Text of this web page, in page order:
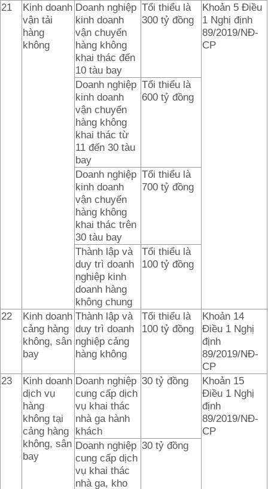
21
Kinh doanh
vận tải
hàng
không
Doanh nghiệp
kinh doanh
vận chuyển
hàng không
khai thác đến
10 tàu bay
Tổi thiểu là
300 tỷ đồng
Khoản 5 Điều
1 Nghị định
89/2019/NĐ-
CP
Doanh nghiệp
kinh doanh
vận chuyển
hàng không
khai thác từ
11 đến 30 tàu
bay
Tổi thiểu là
600 tỷ đồng
Doanh nghiệp
kinh doanh
vận chuyển
hàng không
khai thác trên
30 tàu bay
Tổi thiểu là
700 tỷ đồng
Thành lập và
duy trì doanh
nghiệp kinh
doanh hàng
không chung
Tổi thiểu là
100 tỷ đồng
22
Kinh doanh
cảng hàng
không, sân
bay
Thành lập và
duy trì doanh
nghiệp cảng
hàng không
Tổi thiểu là
100 tỷ đồng
Khoản 14
Điều 1 Nghị
định
89/2019/NĐ-
CP
23
Kinh doanh
dịch vụ
hàng
không tại
cảng hàng
không, sân
bay
Doanh nghiệp
cung cấp dịch
vụ khai thác
nhà ga hành
khách
30 tỷ đồng
Khoản 15
Điều 1 Nghị
định
89/2019/NĐ-
CP
Doanh nghiệp
cung cấp dịch
vụ khai thác
nhà ga, kho
30 tỷ đồng